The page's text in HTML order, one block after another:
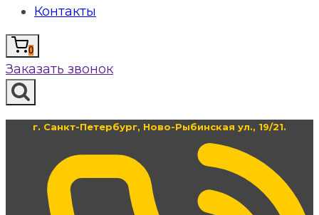
Контакты
0
Заказать звонок
г. Санкт-Петербург, Ново-Рыбинская ул., 19/21.